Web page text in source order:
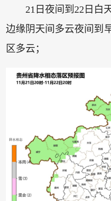
21日夜间到22日白
边缘阴天间多云夜间到
区多云；